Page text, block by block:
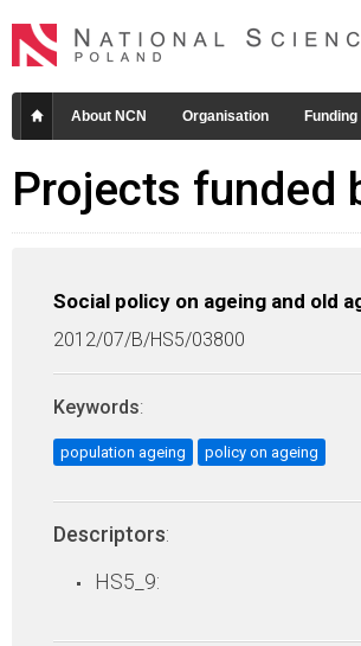
About NCN Organisation Funding
Projects funded
Social policy on ageing and old
2012/07/B/HS5/03800
Keywords:
population ageing policy on ageing
Descriptors:
HS5_9: